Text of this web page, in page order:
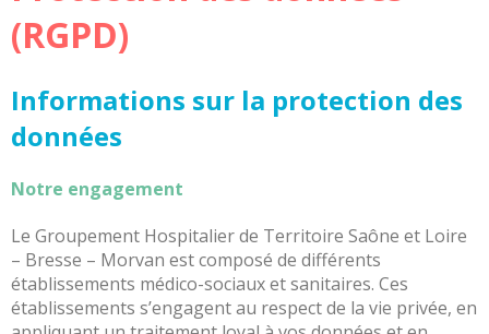
du
CHWM
Continue
Certification
Démarche
Qualité
Les
indicateurs
qualité
(RGPD)
Informations sur la protection des
données
Notre engagement
Le Groupement Hospitalier de Territoire Saône et Loire
– Bresse – Morvan est composé de différents
établissements médico-sociaux et sanitaires. Ces
établissements s’engagent au respect de la vie privée, en